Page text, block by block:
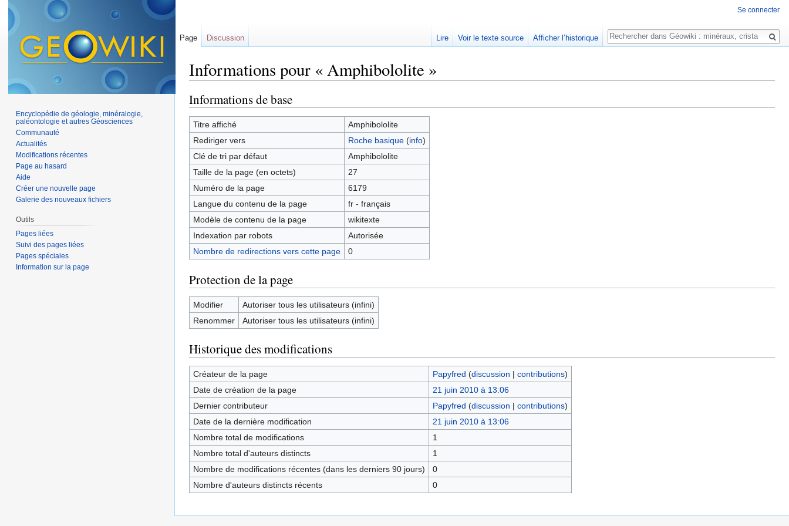
Informations pour « Amphibololite »
Informations de base
Titre affiché
Amphibololite
Rediriger vers
Roche basique(info)
Clé de tri par défaut
Amphibololite
Taille de la page (en octets)
27
Numéro de la page
6179
Langue du contenu de la page
fr - français
Modèle de contenu de la page
wikitexte
Indexation par robots
Autorisée
Nombre de redirections vers cette page
0
Protection de la page
Modifier
Autoriser tous les utilisateurs (infini)
Renommer
Autoriser tous les utilisateurs (infini)
Historique des modifications
Créateur de la page Papyfred (discussion | contributions)
Date de création de la page
21 juin 2010 à 13:06
Dernier contributeur
Papyfred (discussion | contributions)
Date de la dernière modification
21 juin 2010 à 13:06
Nombre total de modifications
1
Nombre total d'auteurs distincts
1
Nombre de modifications récentes (dans les derniers 90 jours)
0
Nombre d'auteurs distincts récents
0
Se connecter
Page Discussion Lire Voir le texte source Afficher l’historique
Rechercher
Encyclopédie de géologie, minéralogie,
paléontologie et autres Géosciences
Communauté
Actualités
Modifications récentes
Page au hasard
Aide
Créer une nouvelle page
Galerie des nouveaux fichiers
Outils
Pages liées
Suivi des pages liées
Pages spéciales
Information sur la page